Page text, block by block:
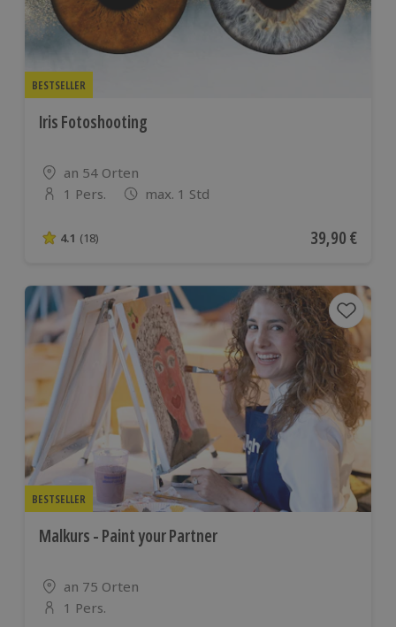
BESTSELLER
Iris Fotoshooting
Standort
an 54 Orten
Anzahl der Teilnehmer
1 Pers. max. 1 Std
4.1 von 5 Sternen basierend auf 18 Bewertungen
4.1 (18) Aktueller
39,90 €
BESTSELLER
Malkurs - Paint your Partner
Standort
an 75 Orten
Anzahl der Teilnehmer
1 Pers.